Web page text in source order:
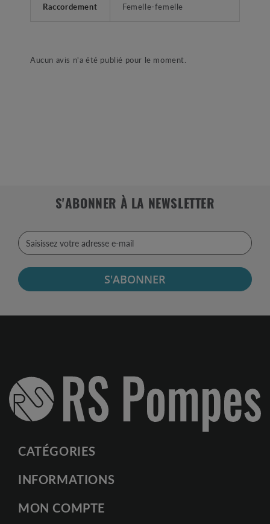
Raccordement Femelle-femelle
Aucun avis n'a été publié pour le moment.
S'ABONNER À LA NEWSLETTER
S'ABONNER
CATÉGORIES
INFORMATIONS
MON COMPTE